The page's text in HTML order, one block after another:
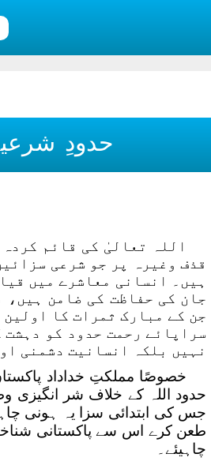
حدودِ
اللہ تعالیٰ کی قائم
قذف وغیرہ پر جو شرعی
ہیں۔ انسانی معاشرے میں
جان کی حفاظت کی ضامن
جن کے مبارک ثمرات کا
سراپائے رحمت حدود کو دہشت
نہیں بلکہ انسانیت دشمنی
خصوصًا مملکتِ خداداد
حدود اللہ کے خلاف شر
جس کی ابتدائی سزا یہ ہونی
طعن کرے اس سے پاکستانی
چاہیئے۔